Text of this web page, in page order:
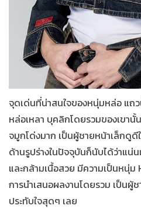
จุดเด่นที่น่าสนใจของหนุ่มหล่อ แถ
หล่อเหลา บุคลิกโดยรวมของเขานั้
จมูกโด่งมาก เป็นผู้ชายหน้าเล็กดู
ด้านรูปร่างในปัจจุบันก็นับได้ว่าแน่
และกล้ามเนื้อสวย มีความเป็นหนุ่ม
การนำเสนอผลงานโดยรวม เป็นผู้
ประทับใจสุดๆ เลย